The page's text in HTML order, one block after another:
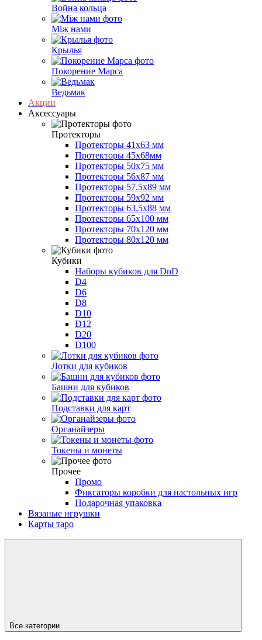
Война кольца
Між нами
Крылья
Покорение Марса
Ведьмак
Акции
Аксессуары
Протекторы
Протекторы 41x63 мм
Протекторы 45x68мм
Протекторы 50x75 мм
Протекторы 56x87 мм
Протекторы 57.5x89 мм
Протекторы 59x92 мм
Протекторы 63.5x88 мм
Протекторы 65x100 мм
Протекторы 70x120 мм
Протекторы 80x120 мм
Кубики
Наборы кубиков для DnD
D4
D6
D8
D10
D12
D20
D100
Лотки для кубиков
Башни для кубиков
Подставки для карт
Органайзеры
Токены и монеты
Прочее
Промо
Фиксаторы коробки для настольных игр
Подарочная упаковка
Вязаные игрушки
Карты таро
Все категории